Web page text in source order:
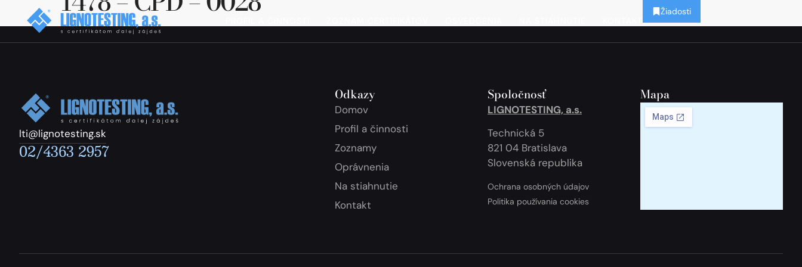
Žiadosti
lti@lignotesting.sk
02/4363 2957
Odkazy
Domov
Profil a činnosti
Zoznamy
Oprávnenia
Na stiahnutie
Kontakt
Spoločnosť
LIGNOTESTING, a.s.
Technická 5
821 04 Bratislava
Slovenská republika
Ochrana osobných údajov
Politika používania cookies
Mapa